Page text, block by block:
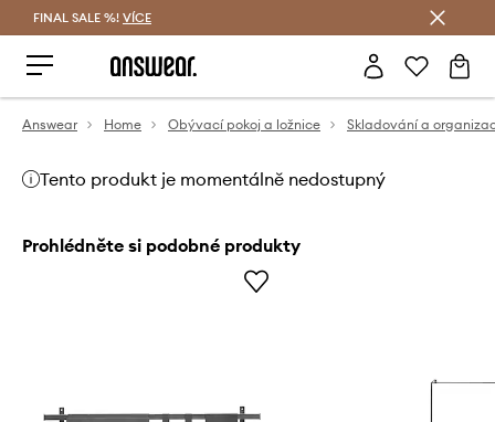
FINAL SALE %! VÍCE
Answear Home Obývací pokoj a ložnice Skladování a
Tento produkt je momentálně nedostupný
Prohlédněte si podobné produkty